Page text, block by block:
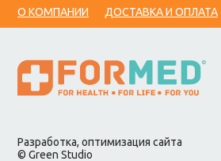
О КОМПАНИИ ДОСТАВКА И ОПЛАТА
Разработка, оптимизация сайта
© Green Studio